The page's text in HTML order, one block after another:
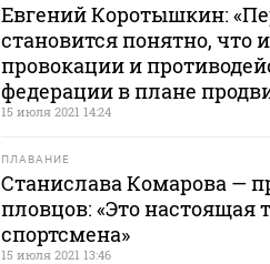
Евгений Коротышкин:
становится понятно, что
провокации и
федерации в плане
15 июля 2021 14:24
ПЛАВАНИЕ
Станислава Комарова —
пловцов: «Это настоящая
спортсмена»
15 июля 2021 13:46